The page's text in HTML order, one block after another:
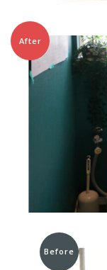
After
Before